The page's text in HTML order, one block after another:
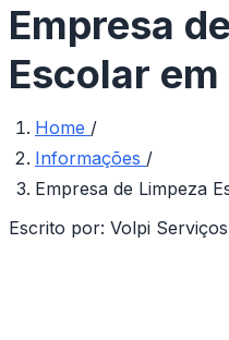
Empresa
Escolar em
Home /
Informações /
Empresa de Limpeza
Escrito por: Volpi Serviços